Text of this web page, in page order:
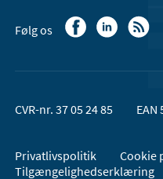
Følg os
CVR-nr. 37 05 24 85 EAN
Privatlivspolitik
Cookie
Tilgængelighedserklæring